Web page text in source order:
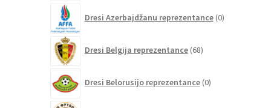
Dresi Azerbajdžanu reprezentance 0izdelkov
Dresi Belgija reprezentance 68izdelkov
Dresi Belorusijo reprezentance 0izdelkov